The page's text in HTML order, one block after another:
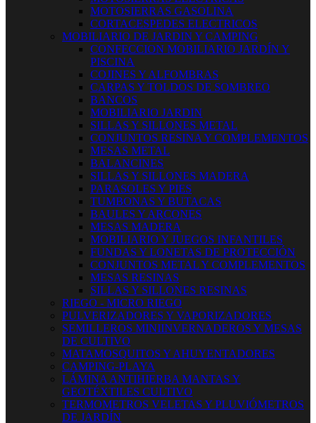
MOTOSIERRAS GASOLINA
CORTACESPEDES ELECTRICOS
MOBILIARIO DE JARDIN Y CAMPING
CONFECCION MOBILIARIO JARDÍN Y
PISCINA
COJINES Y ALFOMBRAS
CARPAS Y TOLDOS DE SOMBREO
BANCOS
MOBILIARIO JARDIN
SILLAS Y SILLONES METAL
CONJUNTOS RESINA Y COMPLEMENTOS
MESAS METAL
BALANCINES
SILLAS Y SILLONES MADERA
PARASOLES Y PIES
TUMBONAS Y BUTACAS
BAULES Y ARCONES
MESAS MADERA
MOBILIARIO Y JUEGOS INFANTILES
FUNDAS Y LONETAS DE PROTECCIÓN
CONJUNTOS METAL Y COMPLEMENTOS
MESAS RESINAS
SILLAS Y SILLONES RESINAS
RIEGO - MICRO RIEGO
PULVERIZADORES Y VAPORIZADORES
SEMILLEROS MINIINVERNADEROS Y MESAS
DE CULTIVO
MATAMOSQUITOS Y AHUYENTADORES
CAMPING-PLAYA
LÁMINA ANTIHIERBA MANTAS Y
GEOTÉXTILES CULTIVO
TERMOMETROS VELETAS Y PLUVIÓMETROS
DE JARDÍN